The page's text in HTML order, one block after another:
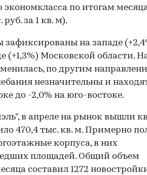
по итогам
за 1 кв. м).
на западе
(+1,3%) Московской области.
по другим
незначительны и
до -2,0% на юго-востоке.
в апреле на рынок вышли
470,4 тыс. кв. м. Примерно
корпуса, в них
площадей. Общий объем
составил 1272